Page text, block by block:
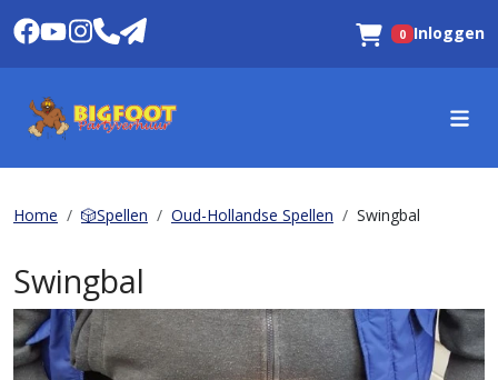
Winkelwagen
0 Inloggen
Home 🎲Spellen Oud-Hollandse Spellen Swingbal
Swingbal